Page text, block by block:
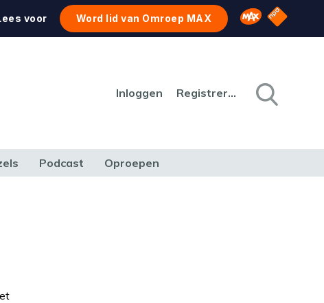
voor Word lid van Omroep MAX Omroep MAX
NPO
Inloggen Registreren
Podcast Oproepen